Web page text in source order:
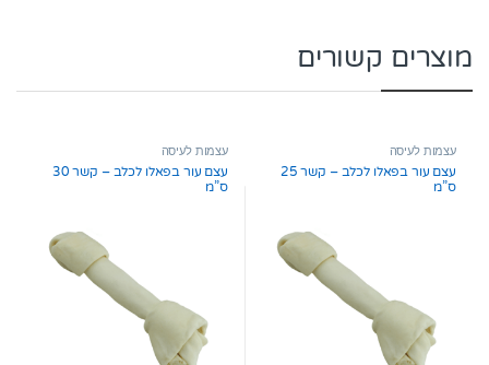
מוצרים קשורים
עצמות לעיסה
עצם עור בפאלו לכלב – קשר 25
ס”מ
עצמות לעיסה
עצם עור בפאלו לכלב – קשר 30
ס”מ